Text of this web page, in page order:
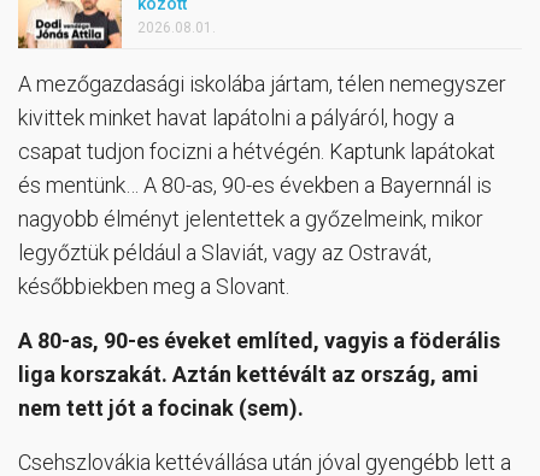
2026.08.01.
A mezőgazdasági iskolába jártam, télen nemegyszer
kivittek minket havat lapátolni a pályáról, hogy a
csapat tudjon focizni a hétvégén. Kaptunk lapátokat
és mentünk… A 80-as, 90-es években a Bayernnál is
nagyobb élményt jelentettek a győzelmeink, mikor
legyőztük például a Slaviát, vagy az Ostravát,
későbbiekben meg a Slovant.
A 80-as, 90-es éveket említed, vagyis a föderális
liga korszakát. Aztán kettévált az ország, ami
nem tett jót a focinak (sem).
Csehszlovákia kettévállása után jóval gyengébb lett a